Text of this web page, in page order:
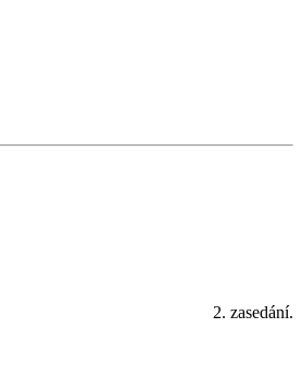
2. zasedání.